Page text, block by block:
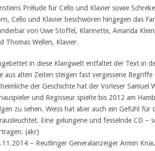
Prélude für Cello und Klavier sowie
Cello und Klavier beschwören hingegen das
von Uwe Stoffel, Klarinette, Amanda
Thomas Wellen, Klavier.
in diese Klangwelt entfaltet der Text in
aus alten Zeiten steigen fast vergessene
der Geschichte hat der Vorleser Samuel
und Regisseur spielte bis 2012 am
zu sehen. Weiss hat aber auch ein Gefühl
Eine gelungene und fesselnde CD
(akr)
– Reutlinger Generalanzeiger Armin